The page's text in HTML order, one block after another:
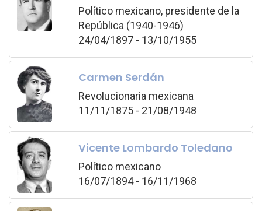
Político mexicano, presidente de la
República (1940-1946)
24/04/1897 - 13/10/1955
Carmen Serdán
Revolucionaria mexicana
11/11/1875 - 21/08/1948
Vicente Lombardo Toledano
Político mexicano
16/07/1894 - 16/11/1968